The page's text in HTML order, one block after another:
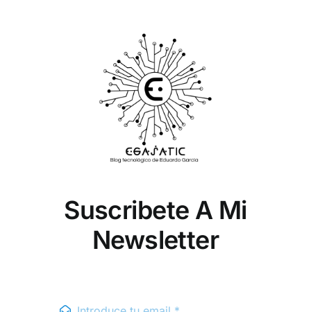
Suscribete A Mi
Newsletter